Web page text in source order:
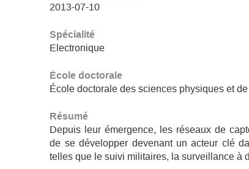
2013-07-10
Spécialité
Electronique
École doctorale
École doctorale des sciences physiques et
Résumé
Depuis leur émergence, les réseaux de
de se développer devenant un acteur clé
telles que le suivi militaires, la surveillance à